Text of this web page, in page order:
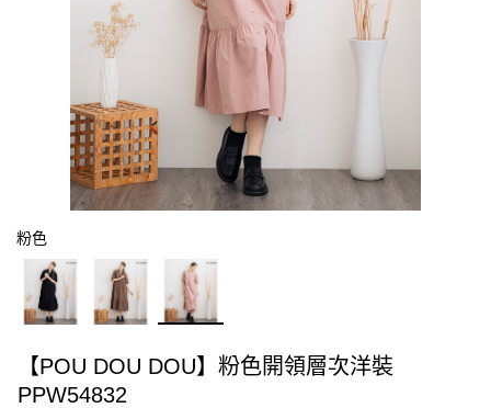
粉色
【POU DOU DOU】粉色開領層次洋裝
PPW54832